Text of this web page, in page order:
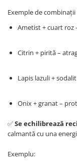
Exemple de
Ametist + cuart roz
Citrin + pirită –
Lapis lazuli +
Onix + granat –
✅Se echilibrează
calmantă cu una
Exemplu: